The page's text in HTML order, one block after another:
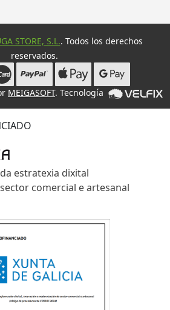
STORE, S.L.. Todos los derechos
reservados.
MEIGASOFT. Tecnología
estratexia dixital
comercial e artesanal